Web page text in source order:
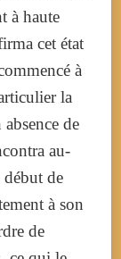
à haute
cet état
à
la
de
au-
début de
à son
de